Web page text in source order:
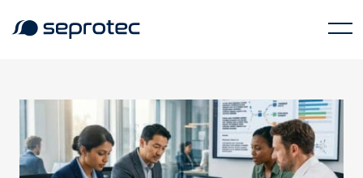
Tecnología de lenguaje de IA